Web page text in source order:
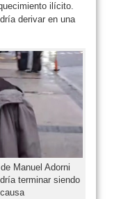
ilícito.
derivar en una
Manuel Adorni
terminar siendo